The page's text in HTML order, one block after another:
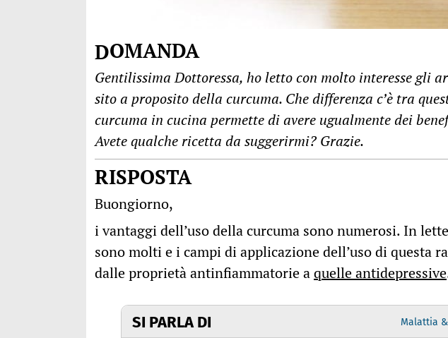
DOMANDA
Gentilissima Dottoressa, ho letto con molto interesse gli
sito a proposito della curcuma. Che differenza c’è tra
curcuma in cucina permette di avere ugualmente dei
Avete qualche ricetta da suggerirmi? Grazie.
RISPOSTA
Buongiorno,
i vantaggi dell’uso della curcuma sono numerosi. In
sono molti e i campi di applicazione dell’uso di questa
dalle proprietà antinfiammatorie aquelle antidepressive
SI PARLA DI Malattia